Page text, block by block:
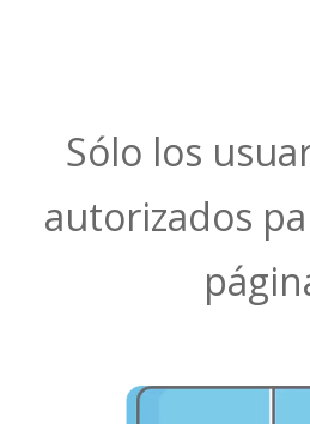
Sólo los
autorizados